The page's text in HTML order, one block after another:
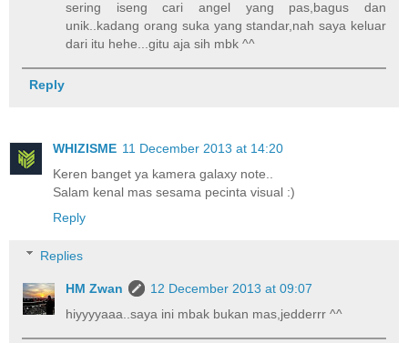
sering iseng cari angel yang pas,bagus dan
unik..kadang orang suka yang standar,nah saya keluar
dari itu hehe...gitu aja sih mbk ^^
Reply
WHIZISME 11 December 2013 at 14:20
Keren banget ya kamera galaxy note..
Salam kenal mas sesama pecinta visual :)
Reply
Replies
HM Zwan
12 December 2013 at 09:07
hiyyyyaaa..saya ini mbak bukan mas,jedderrr ^^